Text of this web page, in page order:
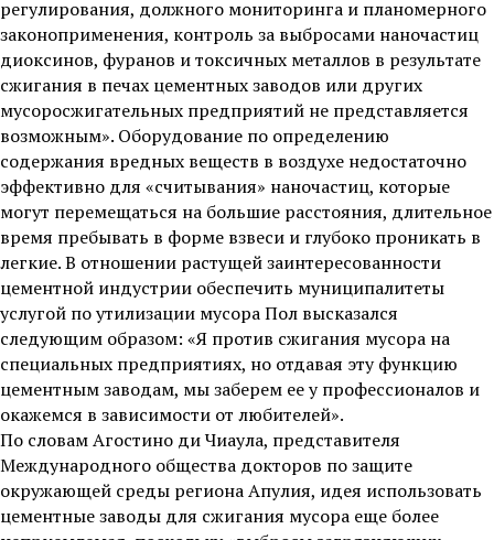
регулирования, должного мониторинга и планомерного
законоприменения, контроль за выбросами наночастиц
диоксинов, фуранов и токсичных металлов в результате
сжигания в печах цементных заводов или других
мусоросжигательных предприятий не представляется
возможным». Оборудование по определению
содержания вредных веществ в воздухе недостаточно
эффективно для «считывания» наночастиц, которые
могут перемещаться на большие расстояния, длительное
время пребывать в форме взвеси и глубоко проникать в
легкие. В отношении растущей заинтересованности
цементной индустрии обеспечить муниципалитеты
услугой по утилизации мусора Пол высказался
следующим образом: «Я против сжигания мусора на
специальных предприятиях, но отдавая эту функцию
цементным заводам, мы заберем ее у профессионалов и
окажемся в зависимости от любителей».
По словам Агостино ди Чиаула, представителя
Международного общества докторов по защите
окружающей среды региона Апулия, идея использовать
цементные заводы для сжигания мусора еще более